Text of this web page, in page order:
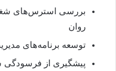
بررسی استرس‌های
روان
توسعه برنامه‌های
پیشگیری از فرسودگی